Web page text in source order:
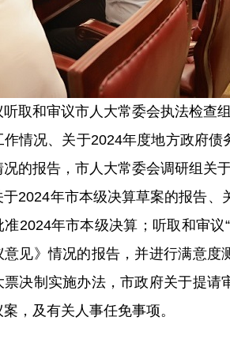
和审议市人大常委会执法检查组
作情况、关于2024年度地方政府
况的报告，市人大常委会调研组关
于2024年市本级决算草案的报告
准2024年市本级决算；听取和审
意见》情况的报告，并进行满意
票决制实施办法，市政府关于提
，及有关人事任免事项。